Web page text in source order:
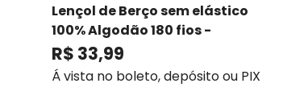
Lençol de Berço sem elástico
100% Algodão 180 fios -
Profitextil- Profitextil
R$ 33,99
Á vista no boleto, depósito ou PIX